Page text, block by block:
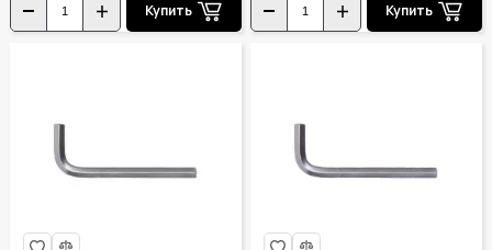
Купить Купить